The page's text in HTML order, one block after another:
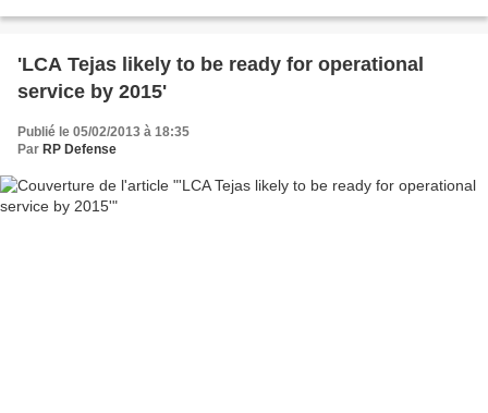
'LCA Tejas likely to be ready for operational
service by 2015'
Publié le 05/02/2013 à 18:35
Par RP Defense